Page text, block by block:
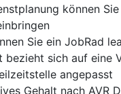
können
Sie ein JobRad
bezieht sich auf eine
angepasst
Gehalt nach AVR